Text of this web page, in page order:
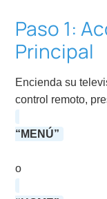
Paso 1:
Principal
Encienda su
control remoto,
“MENÚ”
o